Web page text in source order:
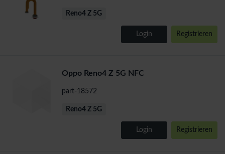
Reno4 Z 5G
Login Registrieren
Oppo Reno4 Z 5G NFC
part-18572
Reno4 Z 5G
Login Registrieren